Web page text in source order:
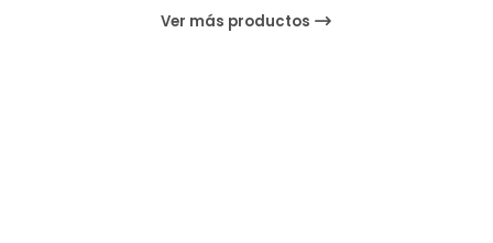
Ver más productos